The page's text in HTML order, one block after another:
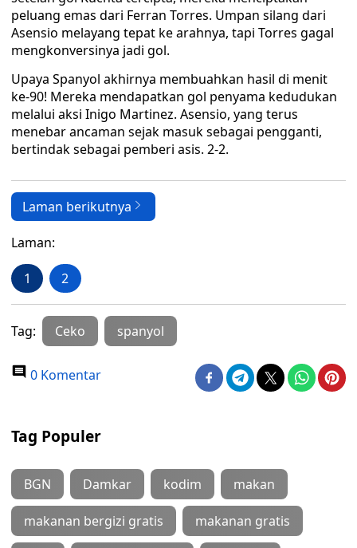
peluang emas dari Ferran Torres. Umpan silang dari
Asensio melayang tepat ke arahnya, tapi Torres gagal
mengkonversinya jadi gol.
Upaya Spanyol akhirnya membuahkan hasil di menit
ke-90! Mereka mendapatkan gol penyama kedudukan
melalui aksi Inigo Martinez. Asensio, yang terus
menebar ancaman sejak masuk sebagai pengganti,
bertindak sebagai pemberi asis. 2-2.
Laman berikutnya
Laman:
1 2
Tag: Ceko spanyol
0 Komentar
Tag Populer
BGN Damkar kodim makan
makanan bergizi gratis makanan gratis